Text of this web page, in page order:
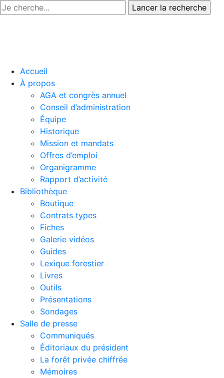
Accueil
À propos
AGA et congrès annuel
Conseil d’administration
Équipe
Historique
Mission et mandats
Offres d’emploi
Organigramme
Rapport d’activité
Bibliothèque
Boutique
Contrats types
Fiches
Galerie vidéos
Guides
Lexique forestier
Livres
Outils
Présentations
Sondages
Salle de presse
Communiqués
Éditoriaux du président
La forêt privée chiffrée
Mémoires